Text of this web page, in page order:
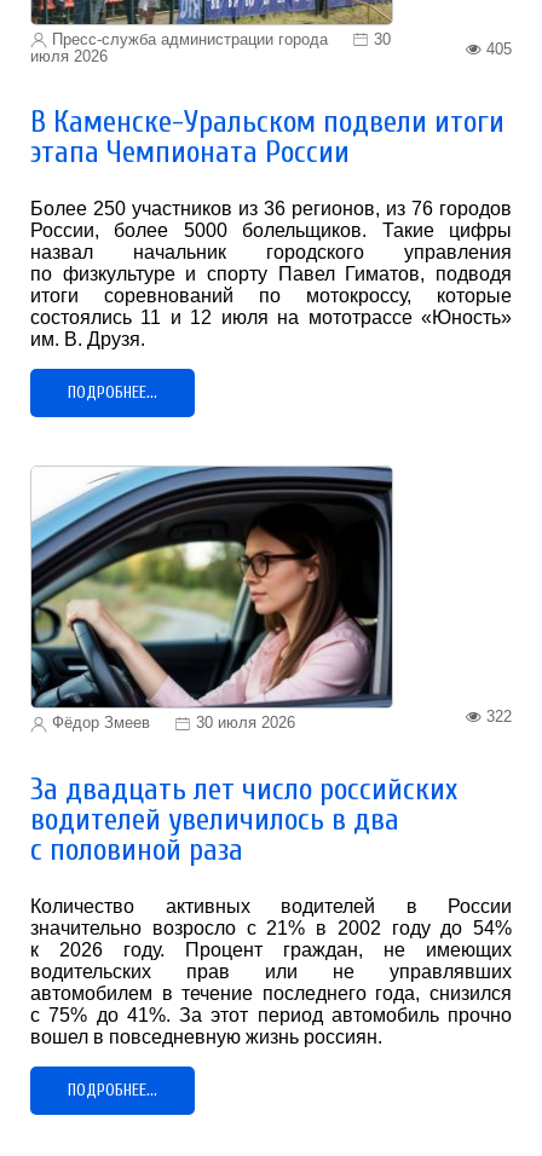
Пресс-служба администрации города
30
июля 2026
405
В Каменске-Уральском подвели итоги
этапа Чемпионата России
Более 250 участников из 36 регионов, из 76 городов
России, более 5000 болельщиков. Такие цифры
назвал начальник городского управления
по физкультуре и спорту Павел Гиматов, подводя
итоги соревнований по мотокроссу, которые
состоялись 11 и 12 июля на мототрассе «Юность»
им. В. Друзя.
ПОДРОБНЕЕ...
Фёдор Змеев 30 июля 2026 322
За двадцать лет число российских
водителей увеличилось в два
с половиной раза
Количество активных водителей в России
значительно возросло с 21% в 2002 году до 54%
к 2026 году. Процент граждан, не имеющих
водительских прав или не управлявших
автомобилем в течение последнего года, снизился
с 75% до 41%. За этот период автомобиль прочно
вошел в повседневную жизнь россиян.
ПОДРОБНЕЕ...